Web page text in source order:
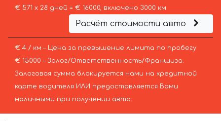
€ 571 х 28 дней = € 16000, включено 3000 км
Расчёт стоимости авто
€ 4 / км – Цена за превышение лимита по пробегу
€ 15000 – Залог/Ответственность/Франшиза.
Залоговая сумма блокируется нами на кредитной
карте водителя ИЛИ предоставляется Вами
наличными при получении авто.